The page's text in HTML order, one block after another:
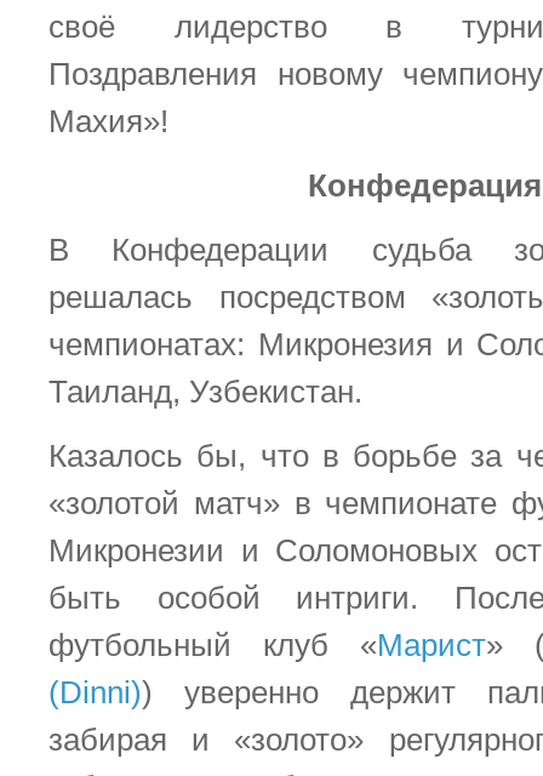
своё лидерство в
Поздравления новому
Махия»!
Конфедерация
В Конфедерации судьба
решалась посредством
чемпионатах: Микронезия и
Таиланд, Узбекистан.
Казалось бы, что в борьбе за
«золотой матч» в чемпионате
Микронезии и Соломоновых
быть особой интриги.
футбольный клуб «Марист»
(Dinni)) уверенно держит
забирая и «золото»